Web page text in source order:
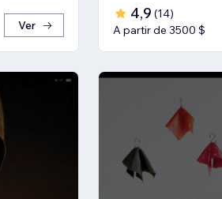
Ver
4,9 (14)
A partir de 3500 $